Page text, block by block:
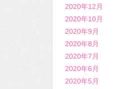
2020年12月
2020年10月
2020年9月
2020年8月
2020年7月
2020年6月
2020年5月